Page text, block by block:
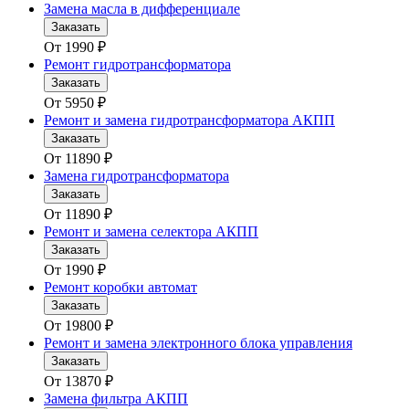
Замена масла в дифференциале
Заказать
От 1990 ₽
Ремонт гидротрансформатора
Заказать
От 5950 ₽
Ремонт и замена гидротрансформатора АКПП
Заказать
От 11890 ₽
Замена гидротрансформатора
Заказать
От 11890 ₽
Ремонт и замена селектора АКПП
Заказать
От 1990 ₽
Ремонт коробки автомат
Заказать
От 19800 ₽
Ремонт и замена электронного блока управления
Заказать
От 13870 ₽
Замена фильтра АКПП